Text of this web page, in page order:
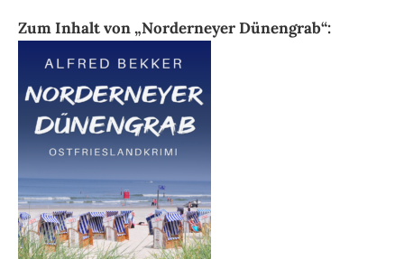
Zum Inhalt von „Norderneyer Dünengrab“: